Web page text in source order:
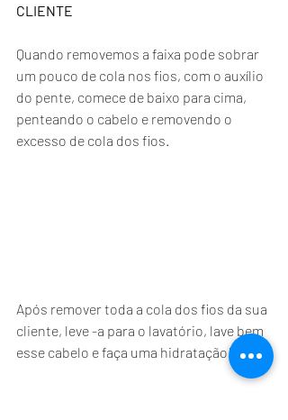
CLIENTE
Quando removemos a faixa pode sobrar
um pouco de cola nos fios, com o auxílio
do pente, comece de baixo para cima,
penteando o cabelo e removendo o
excesso de cola dos fios.
Após remover toda a cola dos fios da sua
cliente, leve -a para o lavatório, lave bem
esse cabelo e faça uma hidratação!